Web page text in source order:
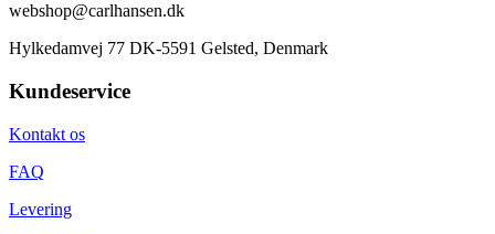
webshop@carlhansen.dk
Hylkedamvej 77 DK-5591 Gelsted, Denmark
Kundeservice
Kontakt os
FAQ
Levering